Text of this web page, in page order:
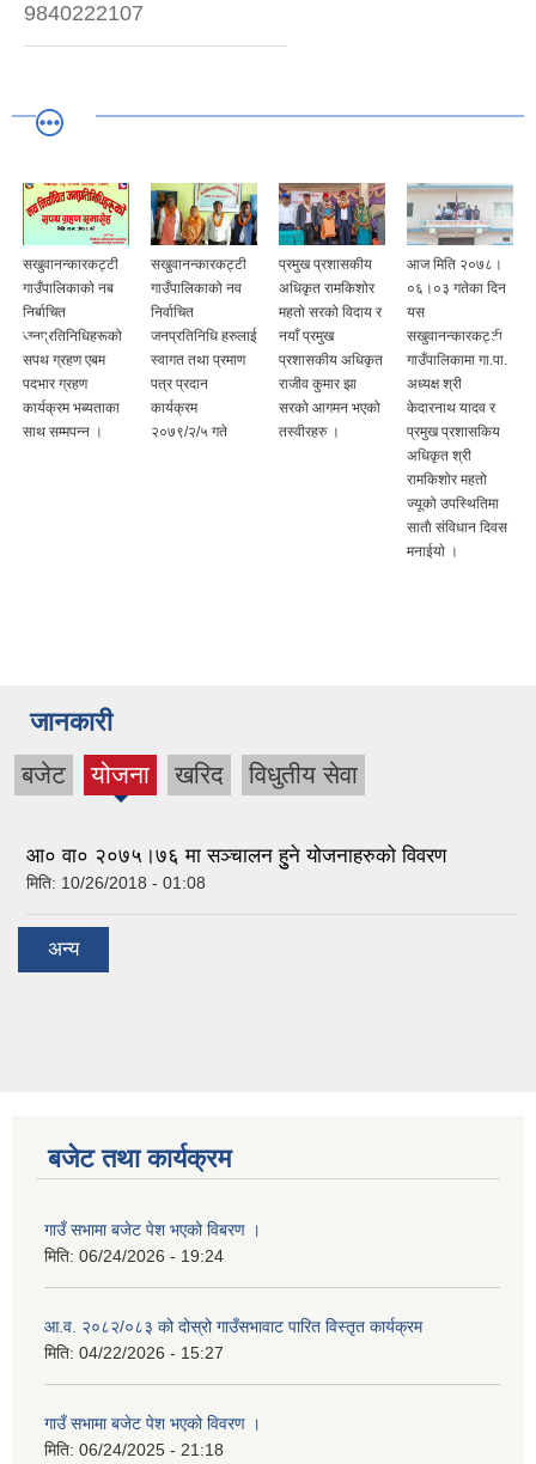
9840222107
सखुवानन्कारकट्टी
गाउँपालिकाकाे नब
निर्बाचित
जनप्रतिनिधिहरूको
सपथ ग्रहण एबम
पदभार ग्रहण
कार्यक्रम भब्यताका
साथ सम्मपन्न ।
सखुवानन्कारकट्टी
गाउँपालिकाको नव
निर्वाचित
जनप्रतिनिधि हरुलाई
स्वागत तथा प्रमाण
पत्र प्रदान
कार्यक्रम
२०७९/२/५ गते
प्रमुख प्रशासकीय
अधिकृत रामकिशोर
महतो सरको विदाय र
नयाँ प्रमुख
प्रशासकीय अधिकृत
राजीव कुमार झा
सरको आगमन भएको
तस्वीरहरु ।
आज मिति २०७८।
०६।०३ गतेका दिन
यस
सखुवानन्कारकट्टी
गाउँपालिकामा गा‍.पा.
अध्यक्ष श्री
केदारनाथ यादव र
प्रमुख प्रशासकिय
अधिकृत श्री
रामकिशोर महतो
ज्यूको उपस्थितिमा
साताै संविधान दिवस
मनाईयाे ।
जानकारी
बजेट योजना
(active
खरिद विधुतीय सेवा
आ‍‌‌० वा० २०७५।७६ मा सञ्चालन हुुने योजनाहरुको विवरण
मिति: 10/26/2018 - 01:08
अन्य
बजेट तथा कार्यक्रम
गाउँ सभामा बजेट पेश भएको विबरण ।
मिति: 06/24/2026 - 19:24
आ.व. २०८२/०८३ को दोस्रो गाउँसभावाट पारित विस्तृत कार्यक्रम
मिति: 04/22/2026 - 15:27
गाउँ सभामा बजेट पेश भएको विवरण ।
मिति: 06/24/2025 - 21:18